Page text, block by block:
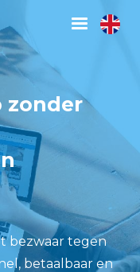
zonder
bezwaar tegen
betaalbaar en